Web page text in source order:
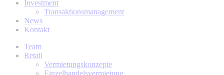
Investment
Transaktionsmanagement
News
Kontakt
Team
Retail
Vermietungskonzepte
Einzelhandelsvermietung